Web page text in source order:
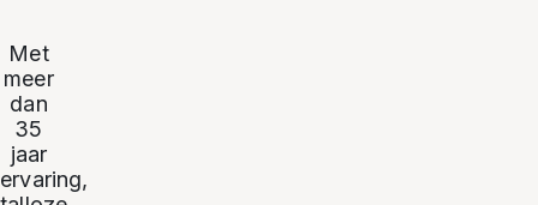
Met
meer
dan
35
jaar
ervaring,